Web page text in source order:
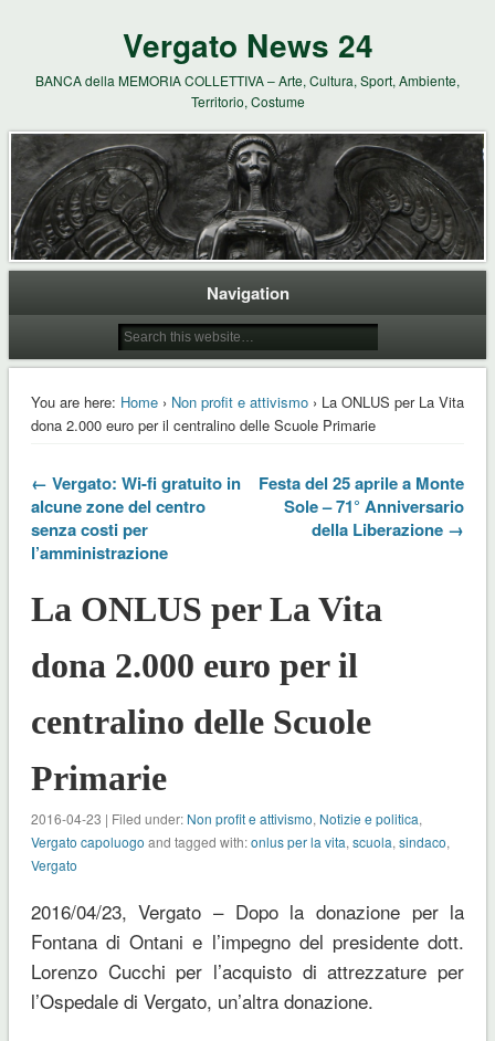
Vergato News 24
BANCA della MEMORIA COLLETTIVA – Arte, Cultura, Sport, Ambiente,
Territorio, Costume
Navigation
You are here: Home› Non profit e attivismo› La ONLUS per La Vita
dona 2.000 euro per il centralino delle Scuole Primarie
← Vergato: Wi-fi gratuito in
alcune zone del centro
senza costi per
l’amministrazione
Festa del 25 aprile a Monte
Sole – 71° Anniversario
della Liberazione →
La ONLUS per La Vita
dona 2.000 euro per il
centralino delle Scuole
Primarie
2016-04-23 | Filed under: Non profit e attivismo, Notizie e politica,
Vergato capoluogo and tagged with:onlus per la vita, scuola, sindaco,
Vergato
2016/04/23, Vergato – Dopo la donazione per la
Fontana di Ontani e l’impegno del presidente dott.
Lorenzo Cucchi per l’acquisto di attrezzature per
l’Ospedale di Vergato, un’altra donazione.